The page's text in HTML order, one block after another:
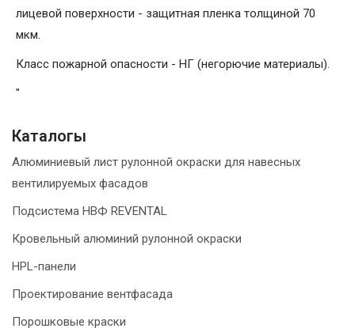
лицевой поверхности - защитная пленка толщиной 70
мкм.
Класс пожарной опасности - НГ (негорючие материалы).
"
Каталогы
Алюминиевый лист рулонной окраски для навесных
вентилируемых фасадов
Подсистема НВФ REVENTAL
Кровельный алюминий рулонной окраски
HPL-панели
Проектирование вентфасада
Порошковые краски